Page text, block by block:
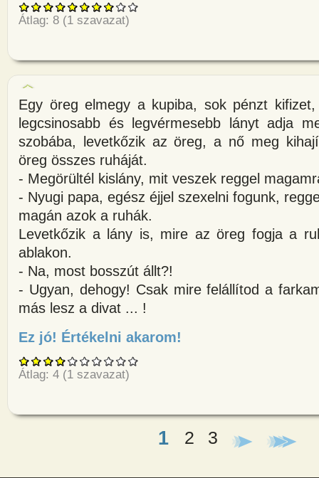
Átlag: 8 (1 szavazat)
Egy öreg elmegy a kupiba, sok pénzt
legcsinosabb és legvérmesebb lányt adja
szobába, levetkőzik az öreg, a nő meg
öreg összes ruháját.
- Megörültél kislány, mit veszek reggel
- Nyugi papa, egész éjjel szexelni fogunk,
magán azok a ruhák.
Levetkőzik a lány is, mire az öreg fogja a
ablakon.
- Na, most bosszút állt?!
- Ugyan, dehogy! Csak mire felállítod a
más lesz a divat ... !
Ez jó! Értékelni akarom!
Átlag: 4 (1 szavazat)
1 2 3